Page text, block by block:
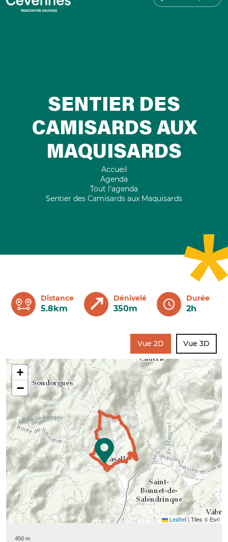
SENTIER DES
CAMISARDS AUX
MAQUISARDS
Accueil
Agenda
Tout l'agenda
Sentier des Camisards aux Maquisards
Distance
5.8km
Dénivelé
350m
Durée
2h
Vue 2D Vue 3D
+
−
Leaflet| Tiles © Esri
450 m